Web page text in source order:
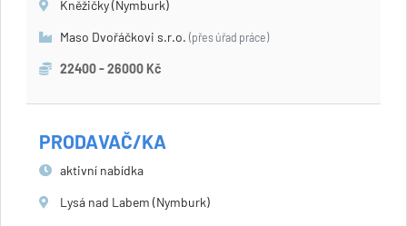
Kněžičky (Nymburk)
Maso Dvořáčkovi s.r.o. (přes úřad práce)
22400 - 26000 Kč
PRODAVAČ/KA
aktivní nabídka
Lysá nad Labem (Nymburk)